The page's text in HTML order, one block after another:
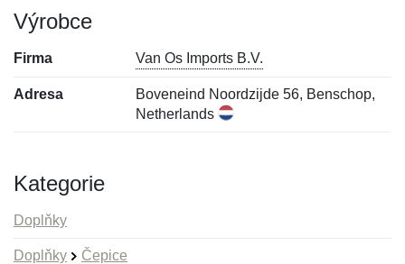
Výrobce
Firma Van Os Imports B.V.
Adresa
Boveneind Noordzijde 56, Benschop,
Netherlands
Kategorie
Doplňky
Doplňky Čepice